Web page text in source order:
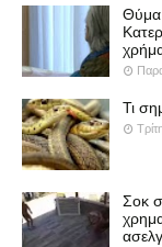
Θύμα
Τι
Σοκ